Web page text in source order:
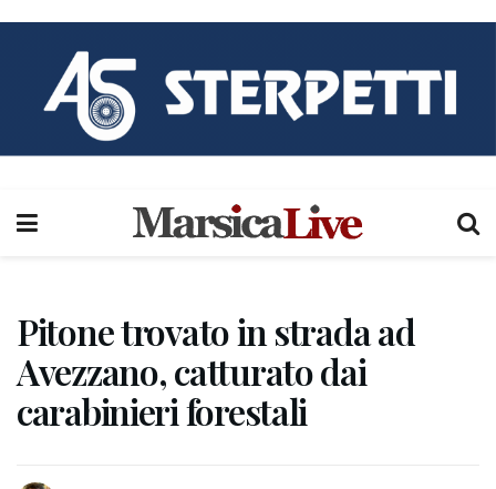
Pitone trovato in strada ad
Avezzano, catturato dai
carabinieri forestali